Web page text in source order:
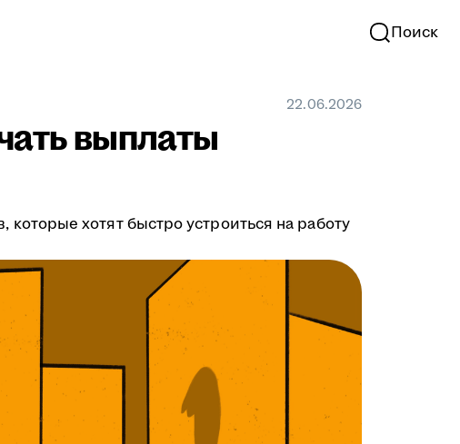
Поиск
22.06.2026
выплаты
хотят быстро устроиться на работу